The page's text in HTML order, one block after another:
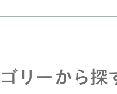
リーから探